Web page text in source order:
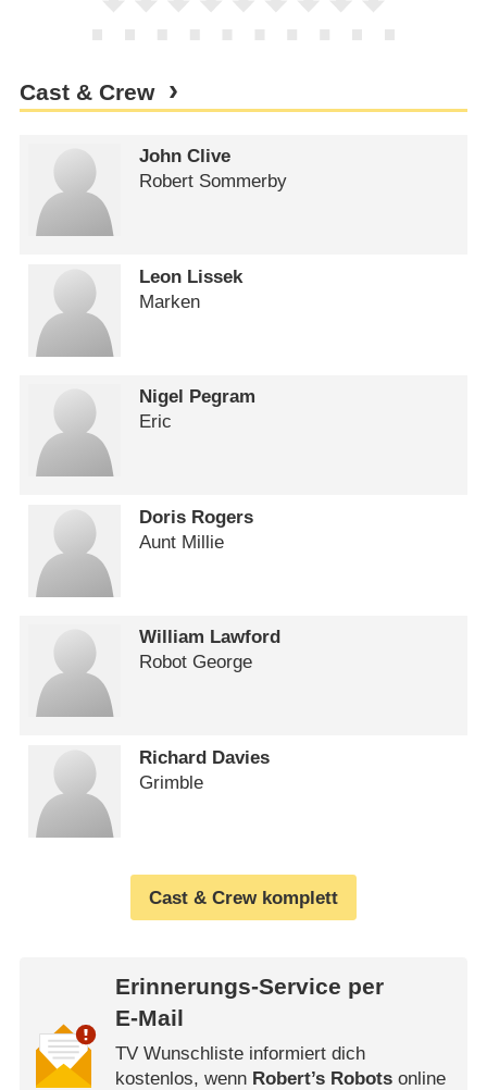
Cast & Crew
John Clive
Robert Sommerby
Leon Lissek
Marken
Nigel Pegram
Eric
Doris Rogers
Aunt Millie
William Lawford
Robot George
Richard Davies
Grimble
Cast & Crew komplett
Erinnerungs-Service per
E-Mail
TV Wunschliste informiert dich
kostenlos, wenn Robert’s Robotsonline